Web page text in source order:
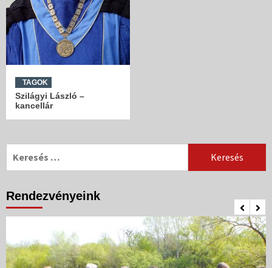
TAGOK
Szilágyi László –
kancellár
Keresés:
Rendezvényeink